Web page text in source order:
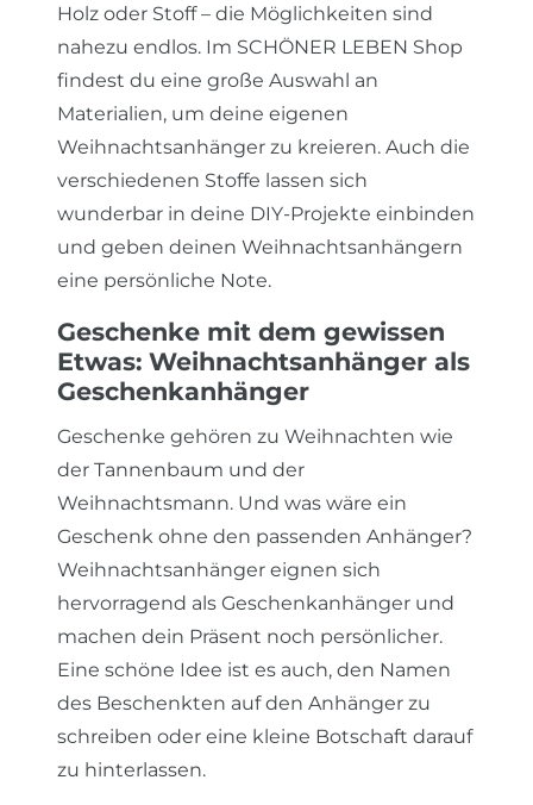
Holz oder Stoff – die Möglichkeiten sind
nahezu endlos. Im SCHÖNER LEBEN Shop
findest du eine große Auswahl an
Materialien, um deine eigenen
Weihnachtsanhänger zu kreieren. Auch die
verschiedenen Stoffe lassen sich
wunderbar in deine DIY-Projekte einbinden
und geben deinen Weihnachtsanhängern
eine persönliche Note.
Geschenke mit dem gewissen
Etwas: Weihnachtsanhänger als
Geschenkanhänger
Geschenke gehören zu Weihnachten wie
der Tannenbaum und der
Weihnachtsmann. Und was wäre ein
Geschenk ohne den passenden Anhänger?
Weihnachtsanhänger eignen sich
hervorragend als Geschenkanhänger und
machen dein Präsent noch persönlicher.
Eine schöne Idee ist es auch, den Namen
des Beschenkten auf den Anhänger zu
schreiben oder eine kleine Botschaft darauf
zu hinterlassen.